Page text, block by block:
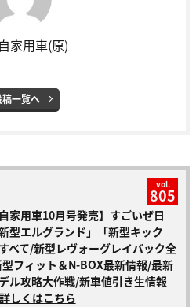
家用車(原)
稿一覧へ
vol.
805
自家用車10月号発売】すごいぜ日
型エルグランド」「新型キック
べて/新型レヴォーグレイバック全
フィット＆N-BOX最新情報/最新
ル攻略大作戦/新車値引き生情報
しくはこちら